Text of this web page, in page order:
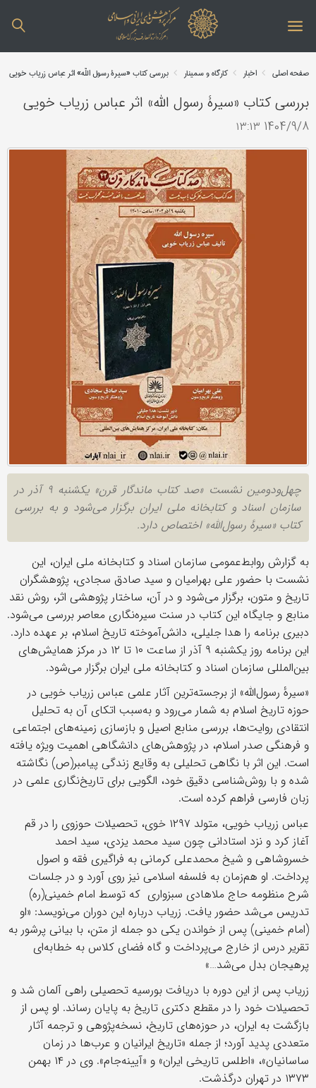
صفحه اصلی اخبار کارگاه و سمینار بررسی کتاب «سیرۀ رسول اللّه» اثر عباس زریاب خویی
بررسی کتاب «سیرۀ رسول اللّه» اثر عباس زریاب خویی
1404/9/8 ۱۳:۱۳
چهل‌ودومین نشست «صد کتاب ماندگار قرن» یکشنبه ۹ آذر در
سازمان اسناد و کتابخانه ملی ایران برگزار می‌شود و به بررسی
کتاب «سیرهٔ رسول‌الله» اختصاص دارد.
به گزارش روابط‌عمومی سازمان اسناد و کتابخانه ملی ایران، این
نشست با حضور علی بهرامیان و سید صادق سجادی، پژوهشگران
تاریخ و متون، برگزار می‌شود و در آن، ساختار پژوهشی اثر، روش نقد
منابع و جایگاه این کتاب در سنت سیره‌نگاری معاصر بررسی می‌شود.
دبیری برنامه را هدا جلیلی، دانش‌آموخته تاریخ اسلام، بر عهده دارد.
این برنامه روز یکشنبه ۹ آذر از ساعت ۱۰ تا ۱۲ در مرکز همایش‌های
بین‌المللی سازمان اسناد و کتابخانه ملی ایران برگزار می‌شود.
«سیرهٔ رسول‌الله» از برجسته‌ترین آثار علمی عباس زریاب خویی در
حوزه تاریخ اسلام به شمار می‌رود و به‌سبب اتکای آن به تحلیل
انتقادی روایت‌ها، بررسی منابع اصیل و بازسازی زمینه‌های اجتماعی
و فرهنگی صدر اسلام، در پژوهش‌های دانشگاهی اهمیت ویژه یافته
است. این اثر با نگاهی تحلیلی به وقایع زندگی پیامبر(ص) نگاشته
شده و با روش‌شناسی دقیق خود، الگویی برای تاریخ‌نگاری علمی در
زبان فارسی فراهم کرده است.
عباس زریاب خویی، متولد ۱۲۹۷ خوی، تحصیلات حوزوی را در قم
آغاز کرد و نزد استادانی چون سید محمد یزدی، سید احمد
خسروشاهی و شیخ محمدعلی کرمانی به فراگیری فقه و اصول
پرداخت. او هم‌زمان به فلسفه اسلامی نیز روی آورد و در جلسات
شرح منظومه حاج ملاهادی سبزواری که توسط امام خمینی(ره)
تدریس می‌شد حضور یافت. زریاب درباره این دوران می‌نویسد: «او
(امام خمینی) پس از خواندن یکی دو جمله از متن، با بیانی پرشور به
تقریر درس از خارج می‌پرداخت و گاه فضای کلاس به خطابه‌ای
پرهیجان بدل می‌شد…»
زریاب پس از این دوره با دریافت بورسیه تحصیلی راهی آلمان شد و
تحصیلات خود را در مقطع دکتری تاریخ به پایان رساند. او پس از
بازگشت به ایران، در حوزه‌های تاریخ، نسخه‌پژوهی و ترجمه آثار
متعددی پدید آورد؛ از جمله «تاریخ ایرانیان و عرب‌ها در زمان
ساسانیان»، «اطلس تاریخی ایران» و «آیینه‌جام». وی در ۱۴ بهمن
۱۳۷۳ در تهران درگذشت.